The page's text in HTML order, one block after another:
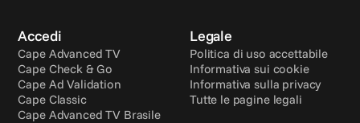
Accedi
Cape Advanced TV
Cape Check & Go
Cape Ad Validation
Cape Classic
Cape Advanced TV Brasile
Legale
Politica di uso accettabile
Informativa sui cookie
Informativa sulla privacy
Tutte le pagine legali